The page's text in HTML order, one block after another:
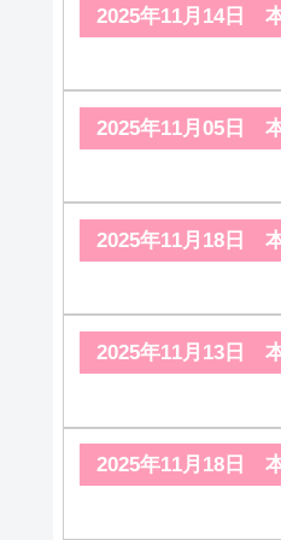
2025年11月14日
2025年11月05日
2025年11月18日
2025年11月13日
2025年11月18日